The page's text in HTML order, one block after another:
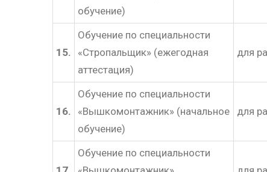
обучение)
15.
Обучение по специальности
«Стропальщик» (ежегодная
аттестация)
для
16.
Обучение по специальности
«Вышкомонтажник» (начальное
обучение)
для
Обучение по специальности